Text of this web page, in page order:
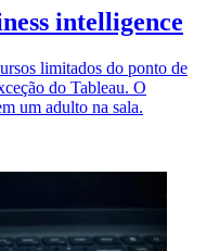
intelligence
limitados do ponto de
do Tableau. O
um adulto na sala.